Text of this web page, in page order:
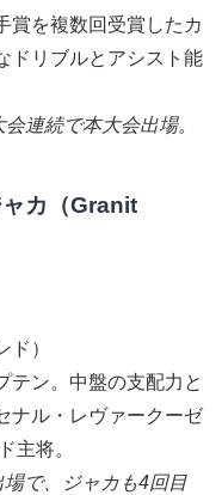
賞を複数回受賞したカ
ドリブルとアシスト能
連続で本大会出場。
カ（Granit
）
テン。中盤の支配力と
ナル・レヴァークーゼ
主将。
で、ジャカも4回目